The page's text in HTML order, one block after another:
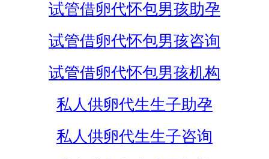
试管借卵代怀包男孩助孕
试管借卵代怀包男孩咨询
试管借卵代怀包男孩机构
私人供卵代生生子助孕
私人供卵代生生子咨询